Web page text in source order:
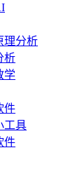
理分析
析
学
件
工具
件